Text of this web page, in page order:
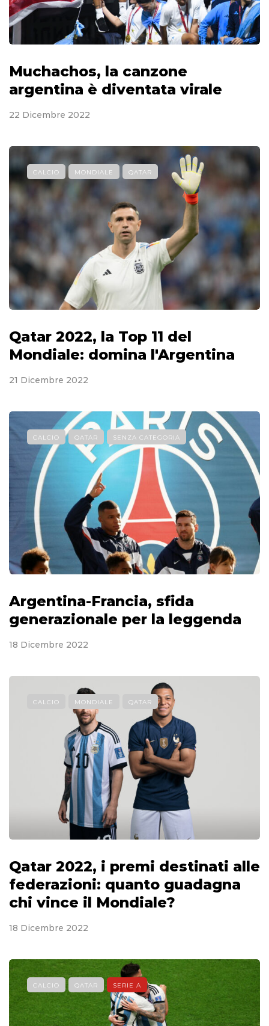
Muchachos, la canzone
argentina è diventata virale
22 Dicembre 2022
CALCIO MONDIALE QATAR
Qatar 2022, la Top 11 del
Mondiale: domina l'Argentina
21 Dicembre 2022
CALCIO QATAR SENZA CATEGORIA
Argentina-Francia, sfida
generazionale per la leggenda
18 Dicembre 2022
CALCIO MONDIALE QATAR
Qatar 2022, i premi destinati alle
federazioni: quanto guadagna
chi vince il Mondiale?
18 Dicembre 2022
CALCIO QATAR SERIE A